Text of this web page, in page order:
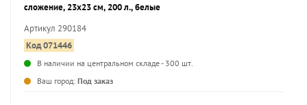
сложение, 23х23 см, 200 л., белые
Артикул 290184
Код 071446
В наличии на центральном складе - 300 шт.
Ваш город: Под заказ